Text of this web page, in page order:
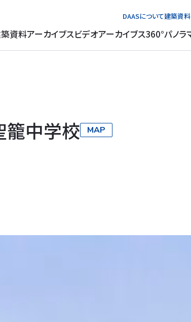
DAASについて建築資
資料アーカイブスビデオアーカイブス360°パノラ
籠中学校 MAP